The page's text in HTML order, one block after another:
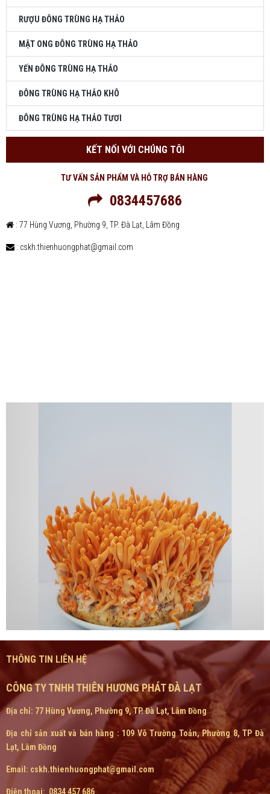
RƯỢU ĐÔNG TRÙNG HẠ THẢO
MẬT ONG ĐÔNG TRÙNG HẠ THẢO
YẾN ĐÔNG TRÙNG HẠ THẢO
ĐÔNG TRÙNG HẠ THẢO KHÔ
ĐÔNG TRÙNG HẠ THẢO TƯƠI
KẾT NỐI VỚI CHÚNG TÔI
TƯ VẤN SẢN PHẨM VÀ HỖ TRỢ BÁN HÀNG
0834457686
: 77 Hùng Vương, Phường 9, TP. Đà Lạt, Lâm Đồng
: cskh.thienhuongphat@gmail.com
THÔNG TIN LIÊN HỆ
CÔNG TY TNHH THIÊN HƯƠNG PHÁT ĐÀ LẠT
Địa chỉ: 77 Hùng Vương, Phường 9, TP. Đà Lạt, Lâm Đồng
Địa chỉ sản xuất và bán hàng : 109 Võ Trường Toản, Phường 8, TP Đà
Lạt, Lâm Đồng
Email: cskh.thienhuongphat@gmail.com
Điện thoại: 0834 457 686